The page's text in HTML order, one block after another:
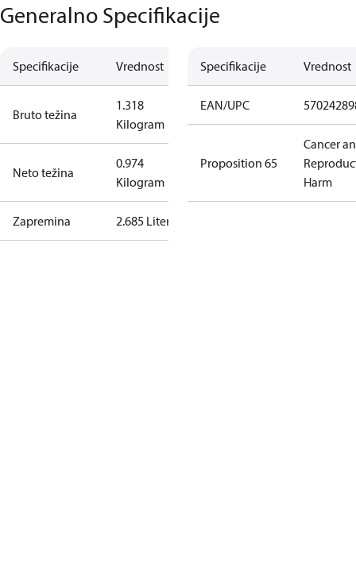
Generalno Specifikacije
Specifikacije Vrednost
Bruto težina
1.318
Kilogram
Neto težina
0.974
Kilogram
Zapremina 2.685 Liter
Specifikacije Vrednost
EAN/UPC
Proposition 65
Cancer
Harm